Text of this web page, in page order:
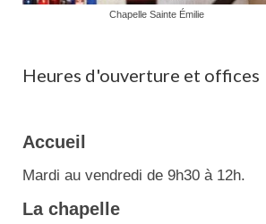
Chapelle Sainte Émilie
Heures d'ouverture et offices
Accueil
Mardi au vendredi de 9h30 à 12h.
La chapelle